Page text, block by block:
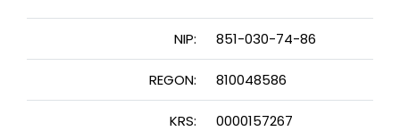
NIP: 851-030-74-86
REGON: 810048586
KRS: 0000157267